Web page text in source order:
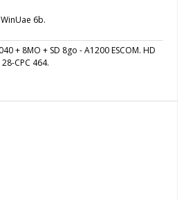
6b.
+ 8MO + SD 8go - A1200 ESCOM. HD
CPC 464.